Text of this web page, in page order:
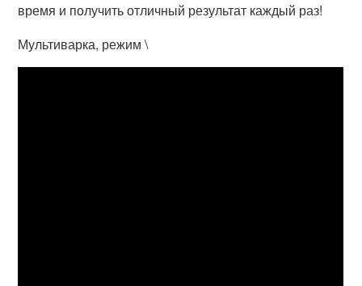
время и получить отличный результат каждый раз!
Мультиварка, режим \